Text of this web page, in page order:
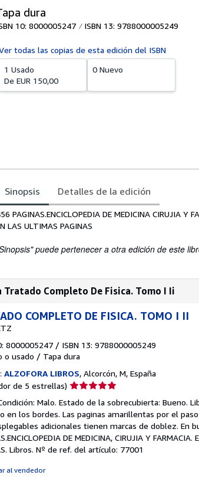
dura
10: 8000005247 ISBN 13: 9788000005249
todas las copias de esta edición del ISBN
1 Usado
De EUR 150,00
0 Nuevo
Sinopsis Detalles de la edición
PAGINAS.ENCICLOPEDIA DE MEDICINA CIRUJIA Y
LAS ULTIMAS PAGINAS
puede pertenecer a otra edición de este
Completo De Fisica. Tomo I Ii
COMPLETO DE FISICA. TOMO I II
8000005247 / ISBN 13: 9788000005249
o usado / Tapa dura
ALZOFORA LIBROS, Alcorcón, M, España
de 5 estrellas) Calificación
vendedor:
5
de
5
estrellas
Malo. Estado de la sobrecubierta: Bueno.
en los bordes. Las paginas amarillentas por el
adicionales tienen marcas de doblez. En
DE MEDICINA, CIRUJIA Y
Libros. Nº de ref. del artículo: 77001
al vendedor